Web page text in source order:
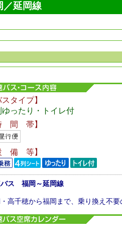
／延岡線
スタイプ】
ゆったり・トイレ付
間 帯】
備 等】
バス 福岡～延岡線
高千穂から福岡まで、乗り換え不要